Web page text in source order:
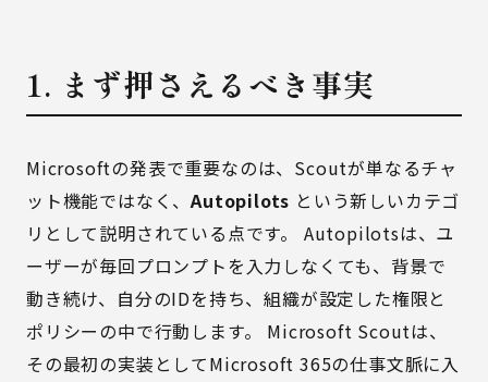
1. まず押さえるべき事実
Microsoftの発表で重要なのは、Scoutが単なるチャ
ット機能ではなく、Autopilots という新しいカテゴ
リとして説明されている点です。 Autopilotsは、ユ
ーザーが毎回プロンプトを入力しなくても、背景で
動き続け、自分のIDを持ち、組織が設定した権限と
ポリシーの中で行動します。 Microsoft Scoutは、
その最初の実装としてMicrosoft 365の仕事文脈に入